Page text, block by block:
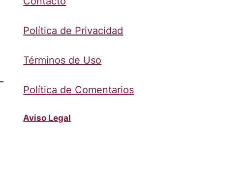
Política de Privacidad
Términos de Uso
Política de Comentarios
Aviso Legal